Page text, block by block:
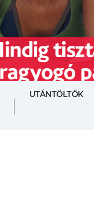
UTÁNTÖLTŐK